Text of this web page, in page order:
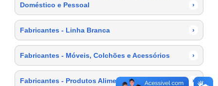
Doméstico e Pessoal
›
Fabricantes - Linha Branca ›
Fabricantes - Móveis, Colchões e Acessórios ›
Fabricantes - Produtos Alimentícios ›